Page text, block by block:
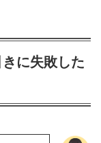
きに失敗した